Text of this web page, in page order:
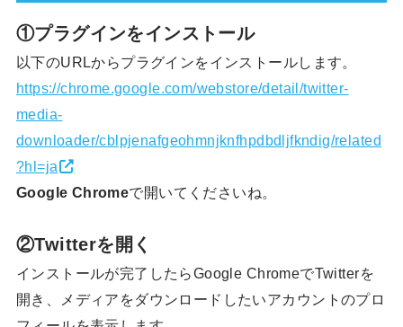
①プラグインをインストール
以下のURLからプラグインをインストールします。
https://chrome.google.com/webstore/detail/twitter-
media-
downloader/cblpjenafgeohmnjknfhpdbdljfkndig/related
?hl=ja
Google Chromeで開いてくださいね。
②Twitterを開く
インストールが完了したらGoogle ChromeでTwitterを
開き、メディアをダウンロードしたいアカウントのプロ